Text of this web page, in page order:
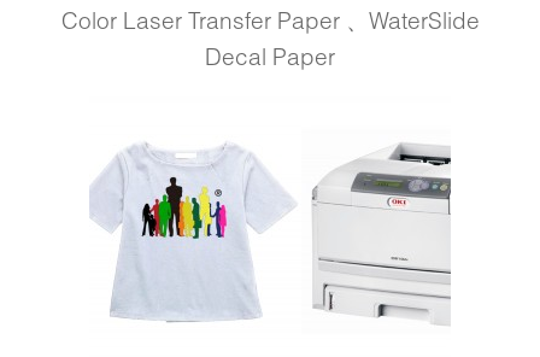
Color Laser Transfer Paper 、WaterSlide
Decal Paper